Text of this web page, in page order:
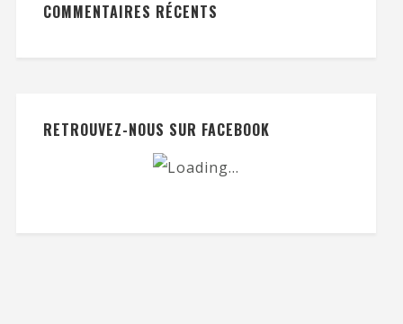
COMMENTAIRES RÉCENTS
RETROUVEZ-NOUS SUR FACEBOOK